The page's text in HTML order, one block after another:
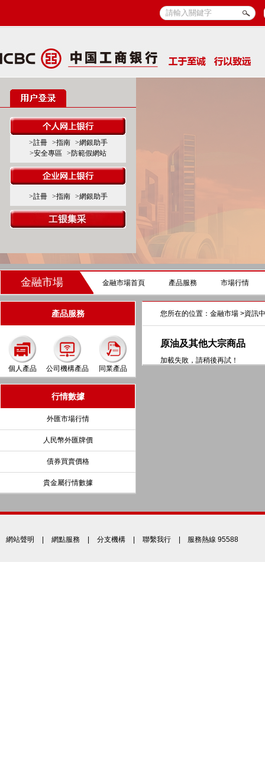
>註冊 >指南
>網銀助手
>安全專區
>防範假網站
>註冊 >指南 >網銀助手
金融市場 金融市場首頁 產品服務 市場行情
產品服務
個人產品 公司機構產品 同業產品
行情數據
外匯市場行情
人民幣外匯牌價
債券買賣價格
貴金屬行情數據
您所在的位置： 金融市場 >資訊
原油及其他大宗商品
加載失敗，請稍後再試！
網站聲明 網點服務 分支機構 聯繫我行 | 服務熱線 95588